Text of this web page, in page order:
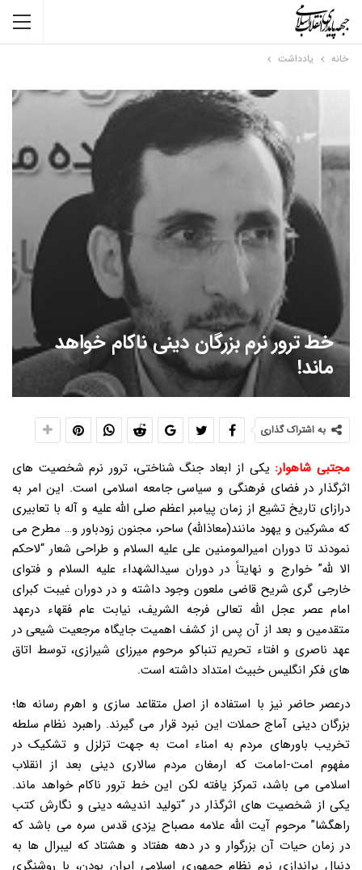
خانه یادداشت
خط ترور نرم بزرگان دینی ناکام خواهد
ماند!
به اشتراک گذاری
مجتبی شاهوار: یکی از ابعاد جنگ شناختی، ترور نرم شخصیت های
اثرگذار در فضای فرهنگی و سیاسی جامعه اسلامی است. این امر به
درازای تاریخ تشیع از زمان پیامبر اعظم صلی الله علیه و آله با تعابیری
که مشرکین و یهود مانند(معاذالله) ساحر، مجنون زودباور و… مطرح می
نمودند تا دوران امیرالمومنین علی علیه السلام و طراحی شعار “لاحکم
الا لله” خوارج و نهایتاً در دوران سیدالشهداء علیه السلام و فتوای
خارجی گری شریح قاضی ملعون وجود داشته و در دوران غیبت کبرای
امام عصر عجل الله تعالی فرجه الشریف، نیابت عام فقهاء درعهد
متقدمین و بعد از آن پس از کشف اهمیت جایگاه مرجعیت شیعی در
عهد ناصری و افتاء تحریم تنباکو مرحوم میرزای شیرازی، توسط اتاق
های فکر انگلیس خبیث امتداد داشته است.
درعصر حاضر نیز با استفاده از اصل متقاعد سازی و اهرم رسانه ها؛
بزرگان دینی آماج حملات این نبرد قرار می گیرند. راهبرد نظام سلطه
تخریب باورهای مردم به امناء امت به جهت تزلزل و تشکیک در
مفهوم امت-امامت که ارمغان مردم سالاری دینی بعد از انقلاب
اسلامی می باشد، تمرکز یافته لکن این خط ترور ناکام خواهد ماند.
یکی از شخصیت های اثرگذار در “تولید اندیشه دینی و نگارش کتب
راهگشا” مرحوم آیت الله علامه مصباح یزدی قدس سره می باشد که
در زمان حیات آن بزرگوار و در دهه هفتاد و هشتاد که لیبرال ها به
دنبال براندازی نرم نظام جمهوری اسلامی ایران بودن، با روشنگری